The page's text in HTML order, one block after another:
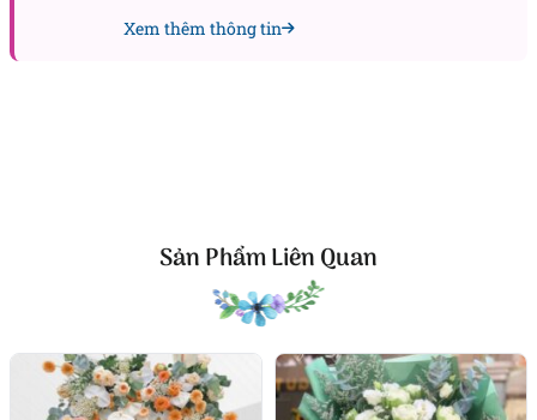
Xem thêm:Hoa chúc mừng sinh nhật
mà còn là một lời chúc đầy ý nghĩa. Với sự tinh tế và
thanh lịch, chậu lan này sẽ khiến người nhận
không thể quên, như một món quà lưu giữ những kỷ
đời.
Xem thêm thông tin
Sản Phẩm Liên Quan